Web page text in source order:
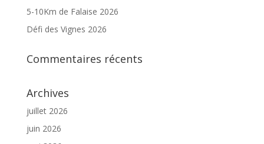
5-10Km de Falaise 2026
Défi des Vignes 2026
Commentaires récents
Archives
juillet 2026
juin 2026